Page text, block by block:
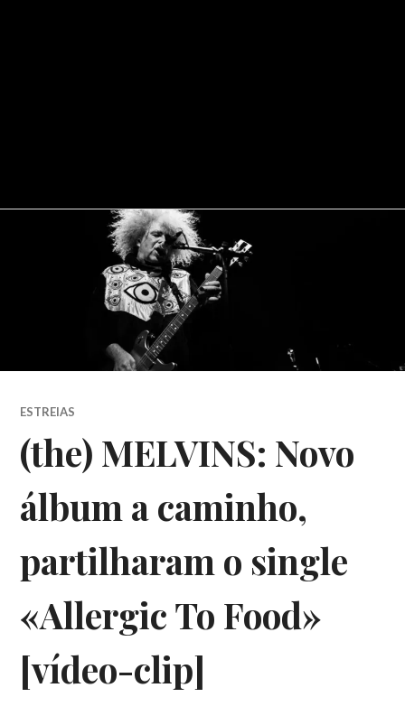
ESTREIAS
(the) MELVINS: Novo
álbum a caminho,
partilharam o single
«Allergic To Food»
[vídeo-clip]